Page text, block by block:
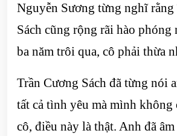
Nguyễn Sương từng nghĩ rằng
Sách cũng rộng rãi hào phóng
ba năm trôi qua, cô phải thừa
Trần Cương Sách đã từng nói
tất cả tình yêu mà mình không
cô, điều này là thật. Anh đã